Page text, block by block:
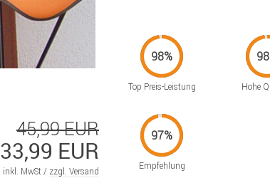
45,99 EUR
33,99 EUR
inkl. MwSt / zzgl. Versand
Top Preis-Leistung Hohe
Empfehlung